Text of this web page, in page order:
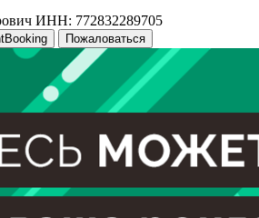
ИНН: 772832289705
Пожаловаться